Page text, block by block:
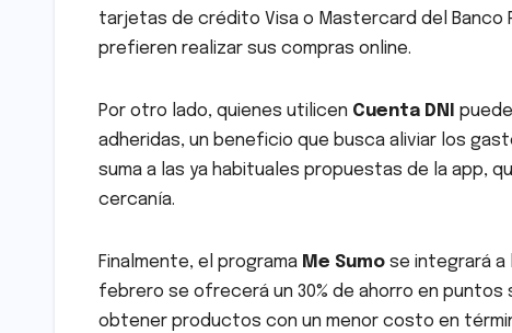
tarjetas de crédito Visa o Mastercard del Banco
prefieren realizar sus compras online.
Por otro lado, quienes utilicen Cuenta DNI
adheridas, un beneficio que busca aliviar los
suma a las ya habituales propuestas de la app,
cercanía.
Finalmente, el programa Me Sumo se integrará a
febrero se ofrecerá un 30% de ahorro en
obtener productos con un menor costo en